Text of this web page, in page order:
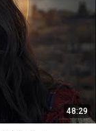
48:29